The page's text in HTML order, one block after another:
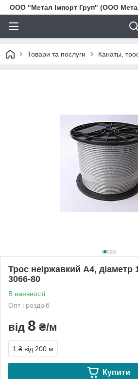
ООО "Метал Імпорт Груп" (ООО
Товари та послуги Канаты,
Трос неіржавкий А4,
3066-80
В наявності
Опт і роздріб
від 8 ₴/м
1 ₴ від 200 м
Купити